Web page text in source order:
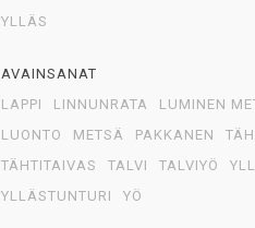
YLLÄS
AVAINSANAT
LAPPI
LINNUNRATA
LUMINEN
LUONTO
METSÄ PAKKANEN
TÄHTITAIVAS
TALVI TALVIYÖ
YLLÄSTUNTURI
YÖ